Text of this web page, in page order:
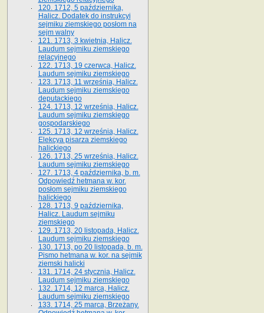
120. 1712, 5 października,
Halicz. Dodatek do instrukcyi
sejmiku ziemskiego posłom na
sejm walny
121. 1713, 3 kwietnia, Halicz.
Laudum sejmiku ziemskiego
relacyjnego
122. 1713, 19 czerwca, Halicz.
Laudum sejmiku ziemskiego
123. 1713, 11 września, Halicz.
Laudum sejmiku ziemskiego
deputackiego
124. 1713, 12 września, Halicz.
Laudum sejmiku ziemskiego
gospodarskiego
125. 1713, 12 września, Halicz.
Elekcya pisarza ziemskiego
halickiego
126. 1713, 25 września, Halicz.
Laudum sejmiku ziemskiego
127. 1713, 4 października, b. m.
Odpowiedź hetmana w. kor.
posłom sejmiku ziemskiego
halickiego
128. 1713, 9 października,
Halicz. Laudum sejmiku
ziemskiego
129. 1713, 20 listopada, Halicz.
Laudum sejmiku ziemskiego
130. 1713, po 20 listopada, b. m.
Pismo hetmana w. kor. na sejmik
ziemski halicki
131. 1714, 24 stycznia, Halicz.
Laudum sejmiku ziemskiego
132. 1714, 12 marca, Halicz.
Laudum sejmiku ziemskiego
133. 1714, 25 marca, Brzeżany.